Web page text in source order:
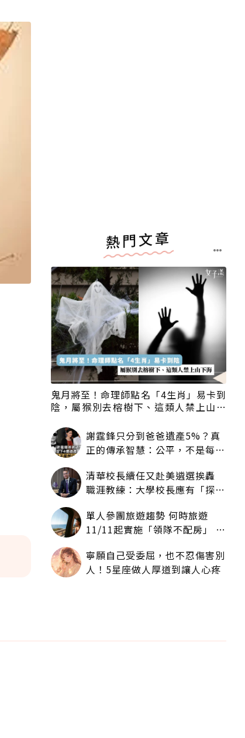
熱門文章
鬼月將至！命理師點名「4生肖」易卡到
陰，屬猴別去榕樹下、這類人禁上山下
謝霆鋒只分到爸爸遺產5%？真
正的傳承智慧：公平，不是每個
清華校長續任又赴美遴選挨轟
職涯教練：大學校長應有「探
單人參團旅遊趨勢 何時旅遊
11/11起實施「領隊不配房」 落
寧願自己受委屈，也不忍傷害別
人！5星座做人厚道到讓人心疼